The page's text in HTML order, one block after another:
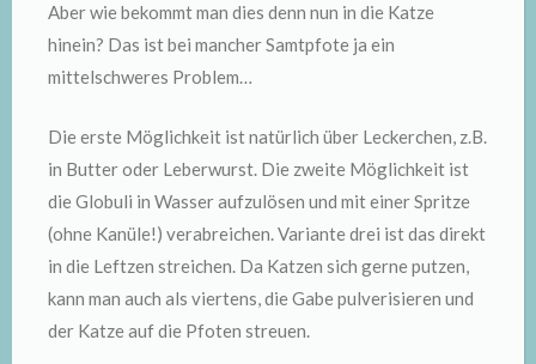
Aber wie bekommt man dies denn nun in die Katze
hinein? Das ist bei mancher Samtpfote ja ein
mittelschweres Problem…
Die erste Möglichkeit ist natürlich über Leckerchen, z.B.
in Butter oder Leberwurst. Die zweite Möglichkeit ist
die Globuli in Wasser aufzulösen und mit einer Spritze
(ohne Kanüle!) verabreichen. Variante drei ist das direkt
in die Leftzen streichen. Da Katzen sich gerne putzen,
kann man auch als viertens, die Gabe pulverisieren und
der Katze auf die Pfoten streuen.